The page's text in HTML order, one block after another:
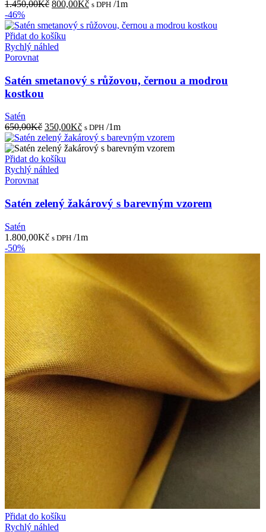
1.450,00Kč Původní
byla:
1.450,00Kč.
800,00KčAktuální
je:
s DPH /1m
-46%
Přidat do košíku
Rychlý náhled
Porovnat
Satén smetanový s růžovou, černou a modrou
kostkou
Satén
650,00Kč Původní
cena
byla:
650,00Kč.
350,00KčAktuální
cena
je:
s DPH /1m
Přidat do košíku
Rychlý náhled
Porovnat
Satén zelený žakárový s barevným vzorem
Satén
1.800,00Kč s DPH /1m
-50%
Přidat do košíku
Rychlý náhled